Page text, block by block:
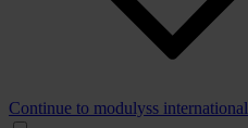
Continue to modulyss international